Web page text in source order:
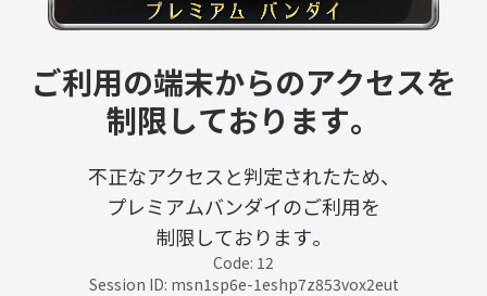
ご利用の端末からのアクセスを
制限しております。
不正なアクセスと判定されたため、
プレミアムバンダイのご利用を
制限しております。
Code: 12
Session ID: msn1sp6e-1eshp7z853vox2eut